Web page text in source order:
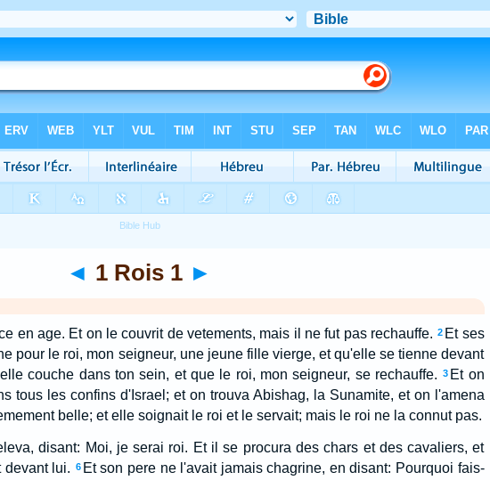
◄ 1 Rois 1 ►
en age. Et on le couvrit de vetements, mais il ne fut pas rechauffe. 2 Et ses
pour le roi, mon seigneur, une jeune fille vierge, et qu'elle se tienne devant
couche dans ton sein, et que le roi, mon seigneur, se rechauffe. 3 Et on
tous les confins d'Israel; et on trouva Abishag, la Sunamite, et on l'amena
belle; et elle soignait le roi et le servait; mais le roi ne la connut pas.
disant: Moi, je serai roi. Et il se procura des chars et des cavaliers, et
devant lui. 6 Et son pere ne l'avait jamais chagrine, en disant: Pourquoi fais-